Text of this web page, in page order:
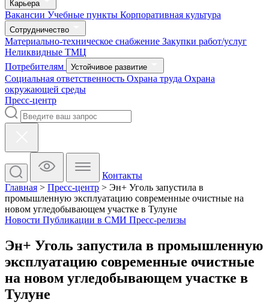
Карьера
Вакансии Учебные пункты Корпоративная культура
Сотрудничество
Материально-техническое снабжение Закупки работ/услуг
Неликвидные ТМЦ
Потребителям
Устойчивое развитие
Социальная ответственность Охрана труда Охрана
окружающей среды
Пресс-центр
Контакты
Главная > Пресс-центр > Эн+ Уголь запустила в
промышленную эксплуатацию современные очистные на
новом угледобывающем участке в Тулуне
Новости Публикации в СМИ Пресс-релизы
Эн+ Уголь запустила в промышленную
эксплуатацию современные очистные
на новом угледобывающем участке в
Тулуне